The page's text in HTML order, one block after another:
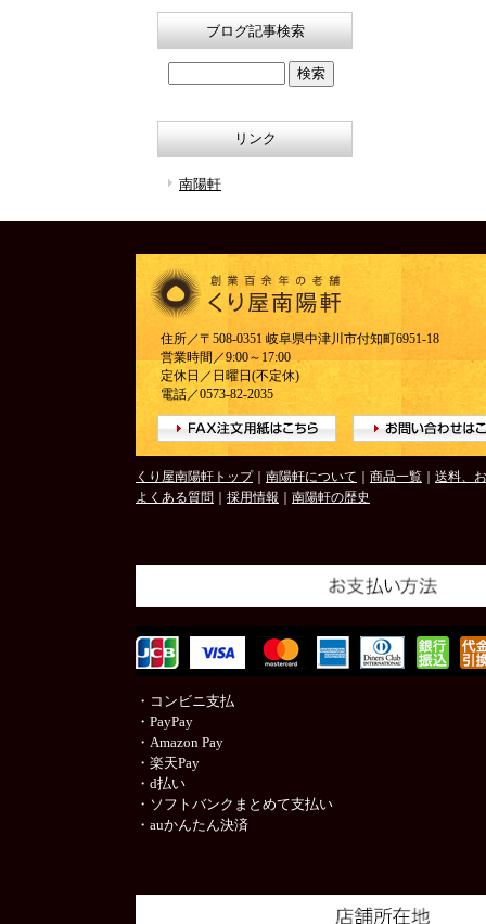
ブログ記事検索
リンク
南陽軒
住所／〒508-0351 岐阜県中津川市付知町6951-18
営業時間／9:00～17:00
定休日／日曜日(不定休)
電話／0573-82-2035
くり屋南陽軒トップ 南陽軒について 商品一覧
送料、
よくある質問
採用情報 南陽軒の歴史
・コンビニ支払
・PayPay
・Amazon Pay
・楽天Pay
・d払い
・ソフトバンクまとめて支払い
・auかんたん決済